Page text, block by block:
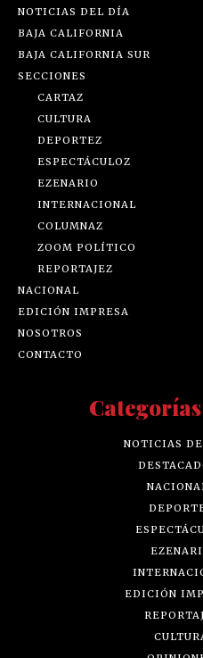
NOTICIAS DEL DÍA
BAJA CALIFORNIA
BAJA CALIFORNIA SUR
SECCIONES
CARTAZ
CULTURA
DEPORTEZ
ESPECTÁCULOZ
EZENARIO
INTERNACIONAL
COLUMNAZ
ZOOM POLÍTICO
REPORTAJEZ
NACIONAL
EDICIÓN IMPRESA
NOSOTROS
CONTACTO
NOTICIAS
EDICIÓN